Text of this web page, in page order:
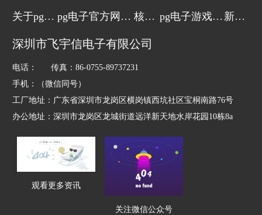
微
关于pg电
子游戏
pg电子官方网站
的产品中心
核心 pg电子游戏的 新闻
深圳市飞宇信电子有限公司
电话： 传真：86-0755-89737231
手机：（微信同号）
工厂地址：广东省深圳市龙岗区横岗镇西坑社区宝桐南路76号
办公地址：深圳市龙岗区龙城街道远洋新天地水岸花园10栋8a
观看更多资讯
关注微信公众号